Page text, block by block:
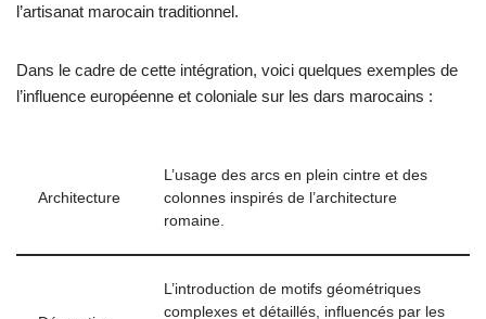
l’artisanat marocain traditionnel.
Dans le cadre de cette intégration, voici quelques exemples de
l’influence européenne et coloniale sur les dars marocains :
Architecture
L’usage des arcs en plein cintre et des
colonnes inspirés de l’architecture
romaine.
L’introduction de motifs géométriques
complexes et détaillés, influencés par les